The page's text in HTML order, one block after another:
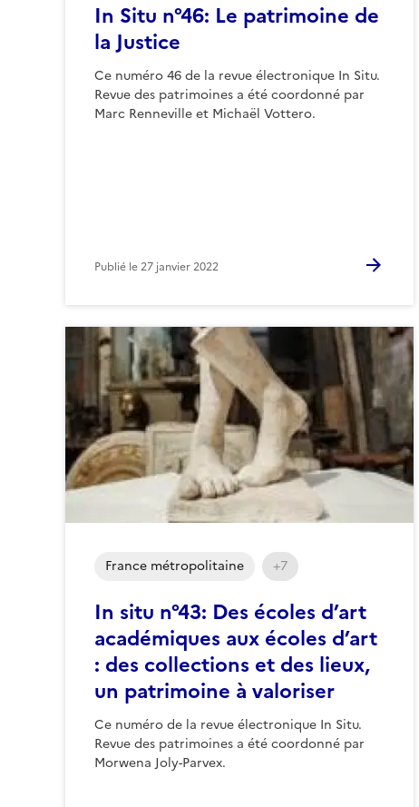
In Situ n°46: Le patrimoine de
la Justice
Ce numéro 46 de la revue électronique In Situ.
Revue des patrimoines a été coordonné par
Marc Renneville et Michaël Vottero.
Publié le27 janvier 2022
In situ n°43: Des écoles d’art
académiques aux écoles d’art
: des collections et des lieux,
un patrimoine à valoriser
Ce numéro de la revue électronique In Situ.
Revue des patrimoines a été coordonné par
Morwena Joly-Parvex.
France métropolitaine +7